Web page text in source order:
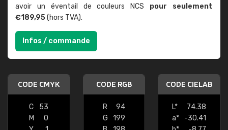
avoir un éventail de couleurs NCS pour seulement
€189,95(hors TVA).
Infos / commande
CODE CMYK
C
53
M
0
CODE RGB
R
94
G
199
CODE CIELAB
L*
74.38
a*
-30.41